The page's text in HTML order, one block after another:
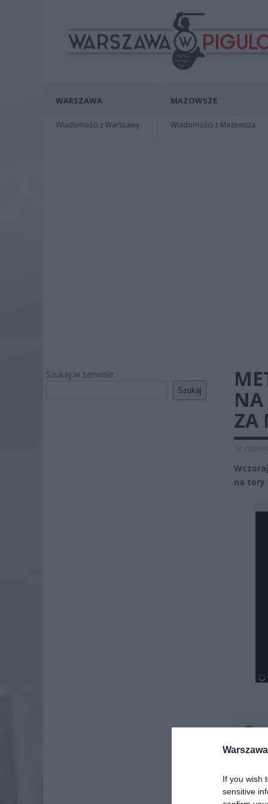
If you wish
sensitive
WARSZAWA
Wiadomości z Warszawy
MAZOWSZE
Wiadomości z Mazowsza
Szukaj w serwisie
Szukaj
NA
ZA
12
na tory